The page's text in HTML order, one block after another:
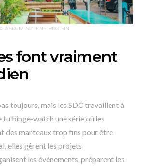
© ASDCM SOLENE BROISIN
font vraiment
toujours, mais les SDC travaillent à
tu binge-watch une série où les
des manteaux trop fins pour être
elles gèrent les projets
les événements, préparent les